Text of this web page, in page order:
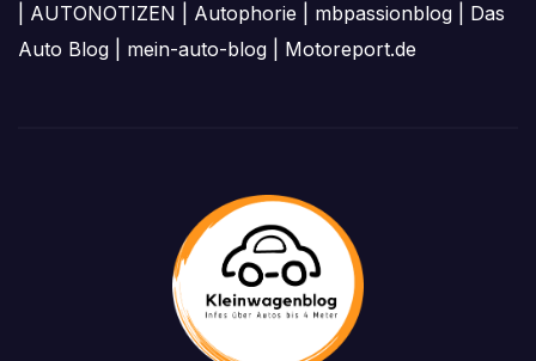
AUTONOTIZEN Autophorie mbpassionblog
Das
Auto Blog
mein-auto-blog Motoreport.de